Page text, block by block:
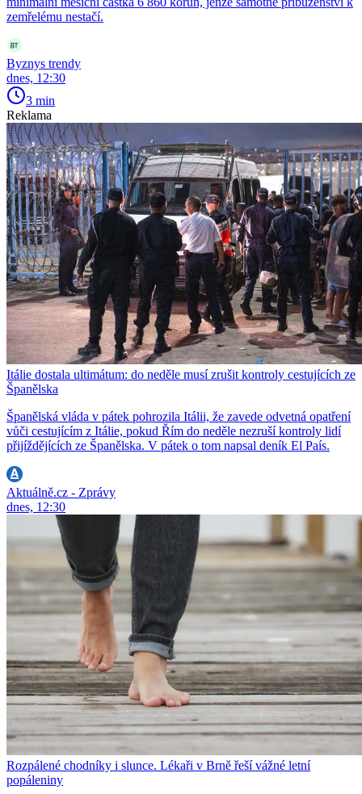
zemřelému nestačí.
Byznys trendy
dnes, 12:30
3 min
Reklama
Itálie dostala ultimátum: do neděle musí zrušit kontroly cestujících ze
Španělska
Španělská vláda v pátek pohrozila Itálii, že zavede odvetná opatření
vůči cestujícím z Itálie, pokud Řím do neděle nezruší kontroly lidí
přijíždějících ze Španělska. V pátek o tom napsal deník El País.
Aktuálně.cz - Zprávy
dnes, 12:30
Rozpálené chodníky i slunce. Lékaři v Brně řeší vážné letní
popáleniny